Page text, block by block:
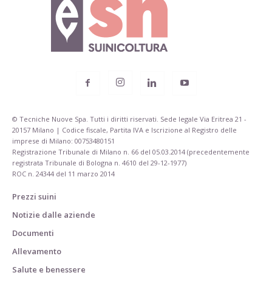
© Tecniche Nuove Spa. Tutti i diritti riservati. Sede legale Via Eritrea 21 -
20157 Milano | Codice fiscale, Partita IVA e Iscrizione al Registro delle
imprese di Milano: 00753480151
Registrazione Tribunale di Milano n. 66 del 05.03.2014 (precedentemente
registrata Tribunale di Bologna n. 4610 del 29-12-1977)
ROC n. 24344 del 11 marzo 2014
Prezzi suini
Notizie dalle aziende
Documenti
Allevamento
Salute e benessere